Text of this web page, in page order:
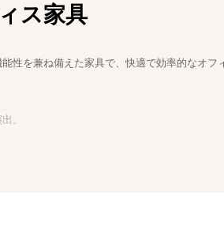
ス家具
を兼ね備えた家具で、快適で効率的なオフ
。